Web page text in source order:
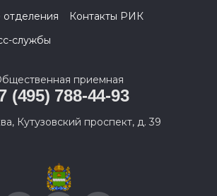
отделения
Контакты РИК
службы
приемная
(495) 788-44-93
Кутузовский проспект, д. 39